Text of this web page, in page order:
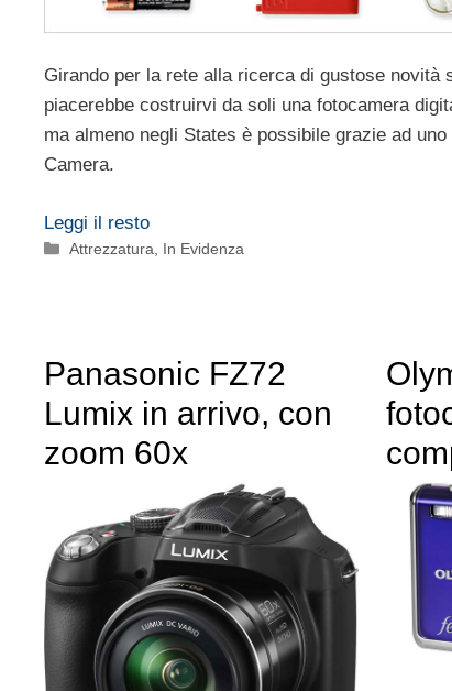
Girando per la rete alla ricerca di gustose novità
piacerebbe costruirvi da soli una fotocamera
ma almeno negli States è possibile grazie ad
Camera.
Leggi il resto
Categorie
Attrezzatura In Evidenza
Panasonic FZ72
Lumix in arrivo, con
zoom 60x